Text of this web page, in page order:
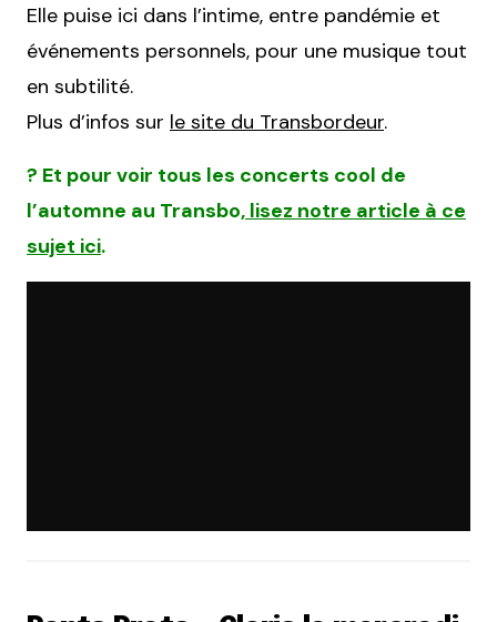
Elle puise ici dans l’intime, entre pandémie et
événements personnels, pour une musique tout
en subtilité.
Plus d’infos sur le site du Transbordeur.
? Et pour voir tous les concerts cool de
l’automne au Transbo, lisez notre article à ce
sujet ici.